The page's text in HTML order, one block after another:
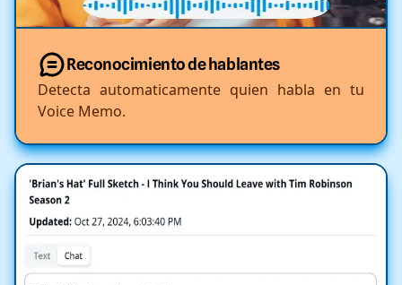
Reconocimiento de hablantes
Detecta automaticamente quien habla en tu
Voice Memo.